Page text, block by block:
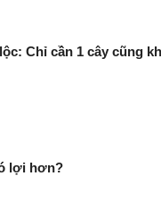
Chỉ cần 1 cây cũng
lợi hơn?